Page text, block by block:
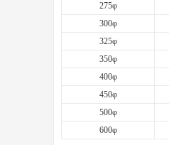
275φ
300φ
325φ
350φ
400φ
450φ
500φ
600φ